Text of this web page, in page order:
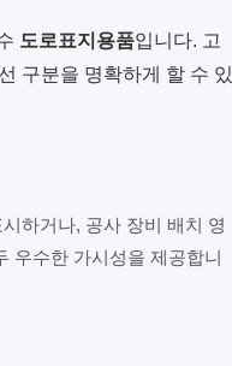
도로표지용품입니다. 고
구분을 명확하게 할 수 있
하거나, 공사 장비 배치 영
우수한 가시성을 제공합니